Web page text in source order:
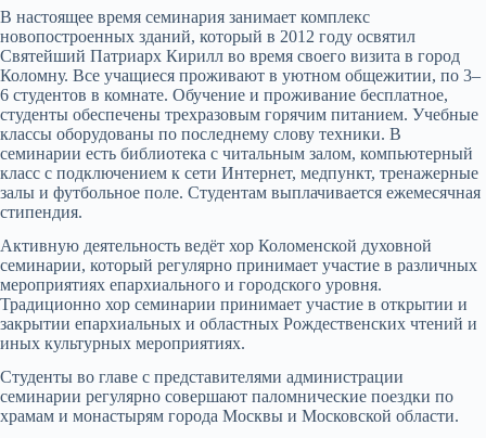
В настоящее время семинария занимает комплекс
новопостроенных зданий, который в 2012 году освятил
Святейший Патриарх Кирилл во время своего визита в город
Коломну. Все учащиеся проживают в уютном общежитии, по 3–
6 студентов в комнате. Обучение и проживание бесплатное,
студенты обеспечены трехразовым горячим питанием. Учебные
классы оборудованы по последнему слову техники. В
семинарии есть библиотека с читальным залом, компьютерный
класс с подключением к сети Интернет, медпункт, тренажерные
залы и футбольное поле. Студентам выплачивается ежемесячная
стипендия.
Активную деятельность ведёт хор Коломенской духовной
семинарии, который регулярно принимает участие в различных
мероприятиях епархиального и городского уровня.
Традиционно хор семинарии принимает участие в открытии и
закрытии епархиальных и областных Рождественских чтений и
иных культурных мероприятиях.
Студенты во главе с представителями администрации
семинарии регулярно совершают паломнические поездки по
храмам и монастырям города Москвы и Московской области.